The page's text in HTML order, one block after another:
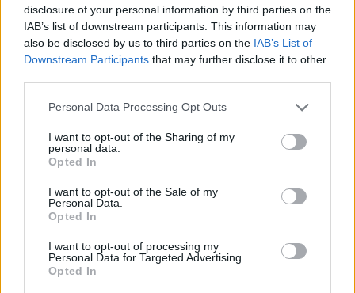
disclosure of your personal information by third parties on the
IAB’s list of downstream participants. This information may
also be disclosed by us to third parties on the IAB’s List of
Downstream Participants that may further disclose it to other
Personal Data Processing Opt Outs
I want to opt-out of the Sharing of my
personal data.
Opted In
I want to opt-out of the Sale of my
Personal Data.
Opted In
I want to opt-out of processing my
Personal Data for Targeted Advertising.
Opted In
megugrott idén.
Egy kis méretű fát már 6-20 ezer forint között ki tudunk
vágattatni, azért a nagyobb, problémásabb darabokért már
jóval borsosabb árat számítanak fel a szakemberek. A
közepes méretű fák már 40-60 ezerbe, a nagyobbak pedig
De további plusz költséget jelenthet a zöldhulladék
elszállíttatása is - számolt be...
KEDVES OLVASÓNK!
A keresett cikk a portfolio.hu hírarchívumához
tartozik, melynek olvasása előfizetéses
regisztrációhoz kötött.